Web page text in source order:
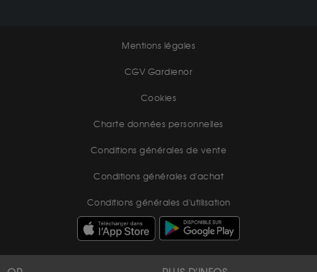
Mentions légales
CGV Gardienor
Cookies
Charte données personnelles
Conditions générales de vente
Conditions générales d'achat
Conditions générales d'utilisation